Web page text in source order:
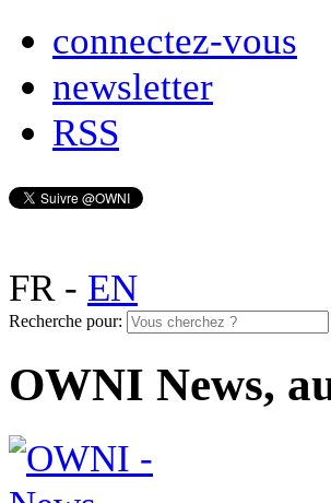
connectez-vous
newsletter
RSS
FR- EN
Recherche pour:
OWNI News,